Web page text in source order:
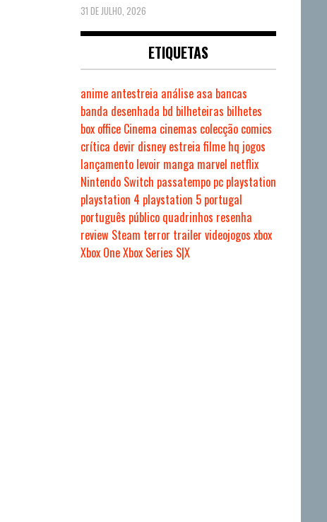
31 DE JULHO, 2026
ETIQUETAS
anime antestreia análise asa bancas
banda desenhada bd bilheteiras bilhetes
box office Cinema cinemas colecção comics
crítica devir disney estreiafilme hq jogos
lançamento levoir manga marvel netflix
Nintendo Switch passatempo pc playstation
playstation 4 playstation 5 portugal
português público quadrinhos resenha
review Steam terror trailer videojogos xbox
Xbox OneXbox Series S|X